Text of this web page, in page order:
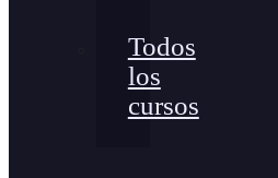
Todos
los
cursos